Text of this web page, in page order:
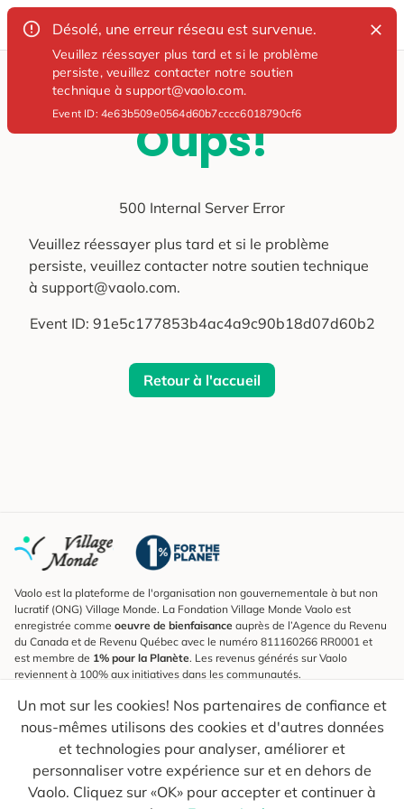
Désolé, une erreur réseau est survenue.
Veuillez réessayer plus tard et si le problème
persiste, veuillez contacter notre soutien
technique à support@vaolo.com.
Event ID:4e63b509e0564d60b7cccc6018790cf6
Oups!
500 Internal Server Error
Veuillez réessayer plus tard et si le problème
persiste, veuillez contacter notre soutien technique
à support@vaolo.com.
Event ID: 91e5c177853b4ac4a9c90b18d07d60b2
Retour à l'accueil
Un mot sur les cookies! Nos partenaires de confiance et
nous-mêmes utilisons des cookies et d'autres données
et technologies pour analyser, améliorer et
personnaliser votre expérience sur et en dehors de
Vaolo. Cliquez sur «OK» pour accepter et continuer à
Vaolo est la plateforme de l'organisation non gouvernementale à but non
lucratif (ONG) Village Monde. La Fondation Village Monde Vaolo est
enregistrée comme oeuvre de bienfaisance auprès de l’Agence du Revenu
du Canada et de Revenu Québec avec le numéro 811160266 RR0001 et
est membre de 1% pour la Planète. Les revenus générés sur Vaolo
reviennent à 100% aux initiatives dans les communautés.
S'inscrire à l'infolettre
Pour connaître les nouveautés, suivre nos explorateurs et recevoir des
astuces pour des voyages plus conscients.
Ton courriel Envoyer